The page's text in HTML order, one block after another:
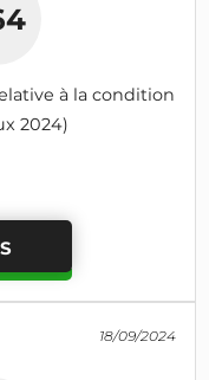
à la condition
2024)
18/09/2024